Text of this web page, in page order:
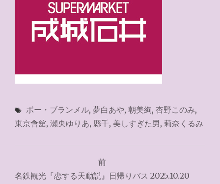
ボー・ブランメル, 夢白あや, 朝美絢, 杏野このみ,
東京會舘, 瀬央ゆりあ, 縣千, 美しすぎた男, 莉奈くるみ
稿
前
名鉄観光『恋する天動説』日帰りバス 2025.10.20